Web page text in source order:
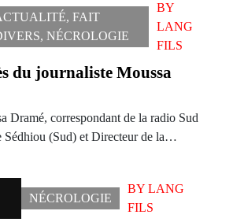
, FAIT
, NÉCROLOGIE
BY
LANG
FILS
du journaliste Moussa
Dramé, correspondant de la radio Sud
Sédhiou (Sud) et Directeur de la…
NÉCROLOGIE
BY LANG
FILS